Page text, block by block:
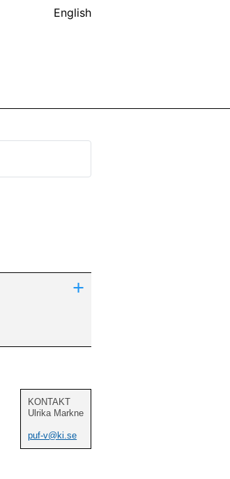
English
+
KONTAKT
Ulrika Markne
puf-v@ki.se